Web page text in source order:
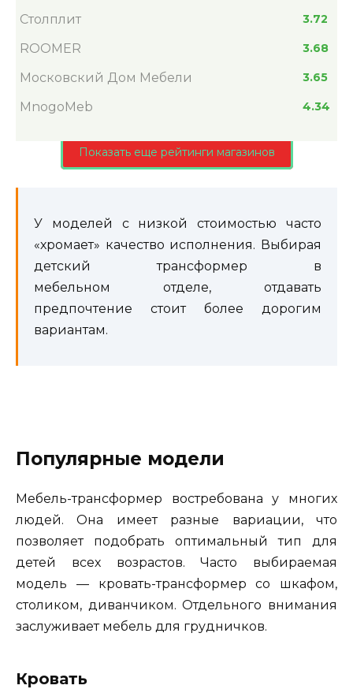
Столплит 3.72
ROOMER 3.68
Московский Дом Мебели 3.65
MnogoMeb 4.34
Показать еще рейтинги магазинов
У моделей с низкой стоимостью часто
«хромает» качество исполнения. Выбирая
детский трансформер в
мебельном отделе, отдавать
предпочтение стоит более дорогим
вариантам.
Популярные модели
Мебель-трансформер востребована у многих
людей. Она имеет разные вариации, что
позволяет подобрать оптимальный тип для
детей всех возрастов. Часто выбираемая
модель — кровать-трансформер со шкафом,
столиком, диванчиком. Отдельного внимания
заслуживает мебель для грудничков.
Кровать